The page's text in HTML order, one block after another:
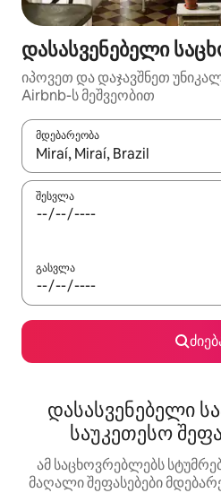
დასასვენებელი
იპოვეთ და დაჯავშნეთ
Airbnb-ს მეშვეობით
მდებარეობა
როცა შედეგები
შესვლა
გასვლა
დასასვენებელი
საუკეთესო
ამ საცხოვრებლებს
მაღალი შეფასებები